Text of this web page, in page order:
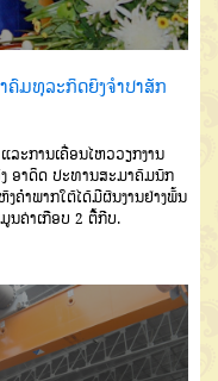
ຄົມທຸລະກິດຍິງຈຳປາສັກ
ລະການເຄື່ອນໄຫວວຽກງານ
ອາດິດ ປະທານສະມາຄົມນັກ
ຄໍາພາກໃຕ້ໄດ້ມີຜົນງານຢ່າງພົ້ນ
ນຄ່າເກືອບ 2 ຕື້ກີບ.